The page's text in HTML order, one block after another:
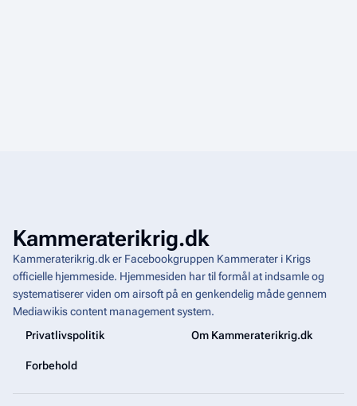
Kammeraterikrig.dk
Kammeraterikrig.dk er Facebookgruppen Kammerater i Krigs
officielle hjemmeside. Hjemmesiden har til formål at indsamle og
systematiserer viden om airsoft på en genkendelig måde gennem
Mediawikiscontent management system.
Privatlivspolitik
Om Kammeraterikrig.dk
Forbehold